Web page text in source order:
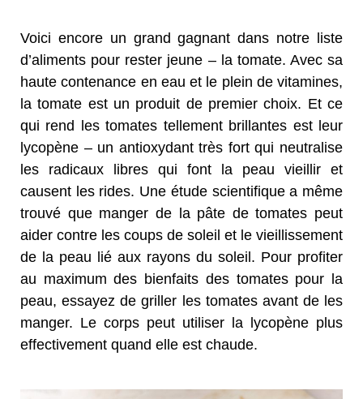
Voici encore un grand gagnant dans notre liste
d’aliments pour rester jeune – la tomate. Avec sa
haute contenance en eau et le plein de vitamines,
la tomate est un produit de premier choix. Et ce
qui rend les tomates tellement brillantes est leur
lycopène – un antioxydant très fort qui neutralise
les radicaux libres qui font la peau vieillir et
causent les rides. Une étude scientifique a même
trouvé que manger de la pâte de tomates peut
aider contre les coups de soleil et le vieillissement
de la peau lié aux rayons du soleil. Pour profiter
au maximum des bienfaits des tomates pour la
peau, essayez de griller les tomates avant de les
manger. Le corps peut utiliser la lycopène plus
effectivement quand elle est chaude.